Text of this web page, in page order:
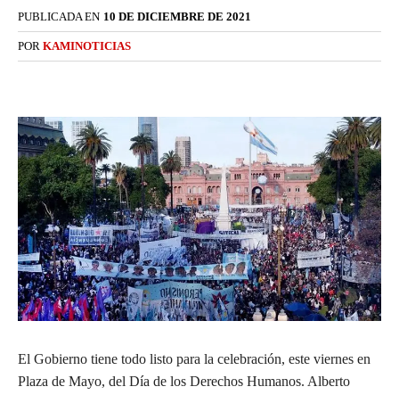
PUBLICADA EN 10 DE DICIEMBRE DE 2021
POR KAMINOTICIAS
El Gobierno tiene todo listo para la celebración, este viernes en
Plaza de Mayo, del Día de los Derechos Humanos. Alberto